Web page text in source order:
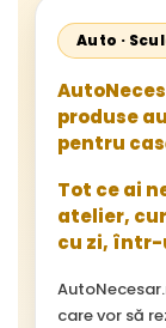
Auto ·
produse
pentru
Tot ce ai
atelier,
cu zi, într-
care vor să